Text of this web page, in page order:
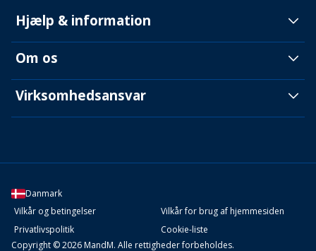
Hjælp & information
Om os
Virksomhedsansvar
Danmark
Vilkår og betingelser
Vilkår for brug af hjemmesiden
Privatlivspolitik
Cookie-liste
Copyright © 2026 MandM. Alle rettigheder forbeholdes.